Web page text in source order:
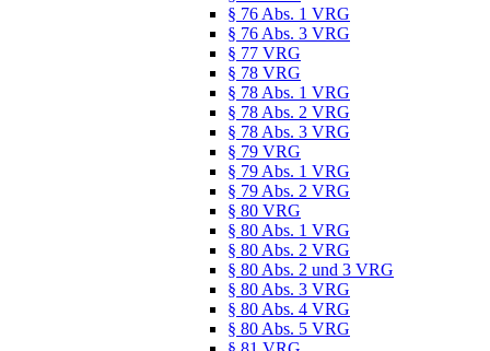
§ 76 Abs. 1 VRG
§ 76 Abs. 3 VRG
§ 77 VRG
§ 78 VRG
§ 78 Abs. 1 VRG
§ 78 Abs. 2 VRG
§ 78 Abs. 3 VRG
§ 79 VRG
§ 79 Abs. 1 VRG
§ 79 Abs. 2 VRG
§ 80 VRG
§ 80 Abs. 1 VRG
§ 80 Abs. 2 VRG
§ 80 Abs. 2 und 3 VRG
§ 80 Abs. 3 VRG
§ 80 Abs. 4 VRG
§ 80 Abs. 5 VRG